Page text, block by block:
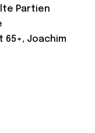
Partien
Joachim